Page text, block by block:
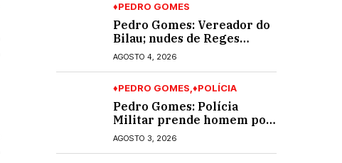
♦PEDRO GOMES
Pedro Gomes: Vereador do
Bilau; nudes de Reges
circula na Assembleia
Legislativa de MS e
AGOSTO 4, 2026
♦PEDRO GOMES ♦POLÍCIA
Pedro Gomes: Polícia
Militar prende homem por
violência doméstica; dois
socos na cara dela
AGOSTO 3, 2026